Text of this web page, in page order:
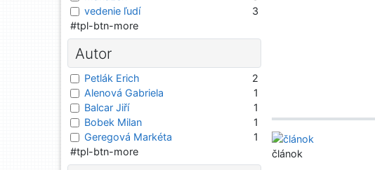
článok
vedenie ľudí
3
#tpl-btn-more
Autor
Petlák Erich
2
Alenová Gabriela
1
Balcar Jiří
1
Bobek Milan
1
Geregová Markéta
1
#tpl-btn-more